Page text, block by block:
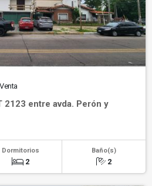
2123 entre avda. Perón y
Dormitorios
2
Baño(s)
2